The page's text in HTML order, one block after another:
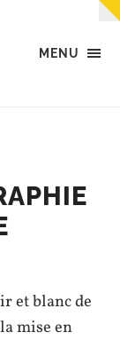
MENU
et blanc de
mise en